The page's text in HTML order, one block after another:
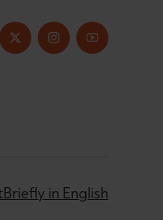
Briefly in English